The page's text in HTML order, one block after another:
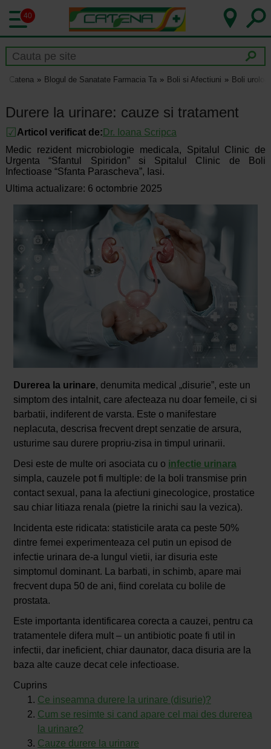
40
Catena Blogul de Sanatate Farmacia Ta Boli si Afectiuni Boli
Durere la urinare: cauze si tratament
Articol verificat de: Dr. Ioana Scripca
Medic rezident microbiologie medicala, Spitalul Clinic de
Urgenta “Sfantul Spiridon” si Spitalul Clinic de Boli
Infectioase “Sfanta Parascheva”, Iasi.
Ultima actualizare: 6 octombrie 2025
Durerea la urinare, denumita medical „disurie”, este un
simptom des intalnit, care afecteaza nu doar femeile, ci si
barbatii, indiferent de varsta. Este o manifestare
neplacuta, descrisa frecvent drept senzatie de arsura,
usturime sau durere propriu-zisa in timpul urinarii.
Desi este de multe ori asociata cu o infectie urinara
simpla, cauzele pot fi multiple: de la boli transmise prin
contact sexual, pana la afectiuni ginecologice, prostatice
sau chiar litiaza renala (pietre la rinichi sau la vezica).
Incidenta este ridicata: statisticile arata ca peste 50%
dintre femei experimenteaza cel putin un episod de
infectie urinara de-a lungul vietii, iar disuria este
simptomul dominant. La barbati, in schimb, apare mai
frecvent dupa 50 de ani, fiind corelata cu bolile de
prostata.
Este importanta identificarea corecta a cauzei, pentru ca
tratamentele difera mult – un antibiotic poate fi util in
infectii, dar ineficient, chiar daunator, daca disuria are la
baza alte cauze decat cele infectioase.
Cuprins
Ce inseamna durere la urinare (disurie)?
Cum se resimte si cand apare cel mai des durerea
la urinare?
Cauze durere la urinare